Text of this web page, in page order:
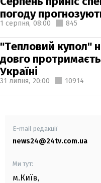
погоду
1 серпня, 08:00 845
"Тепловий купол"
довго
Україні
31 липня, 20:00 10914
E-mail редакції
news24@24tv.com.ua
Ми тут:
м.Київ,